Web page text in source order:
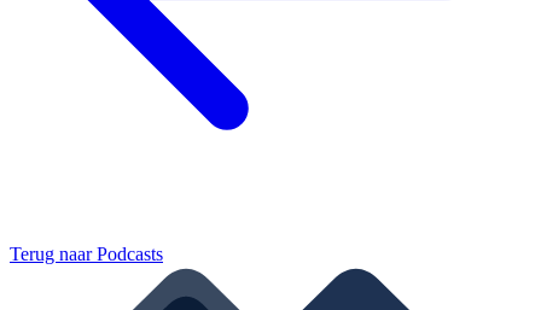
Terug naarPodcasts